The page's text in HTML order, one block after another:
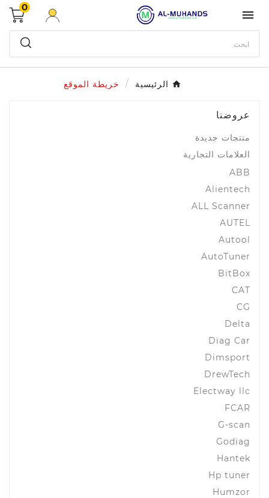

0
الرئيسية خريطة الموقع
عروضنا
منتجات جديدة
العلامات التجارية
ABB
Alientech
ALL Scanner
AUTEL
Autool
AutoTuner
BitBox
CAT
CG
Delta
Diag Car
Dimsport
DrewTech
Electway llc
FCAR
G-scan
Godiag
Hantek
Hp tuner
Humzor